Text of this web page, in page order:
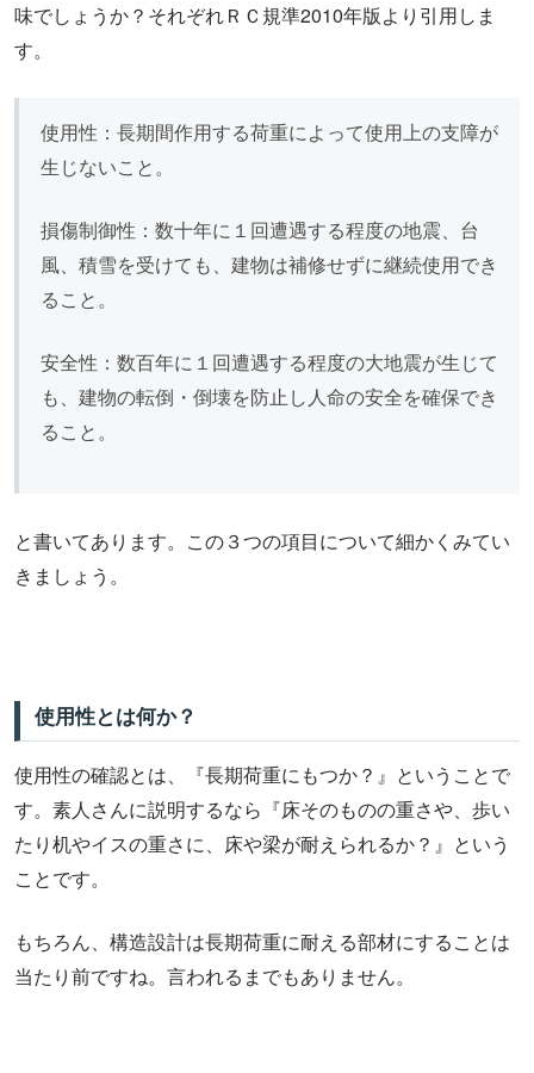
味でしょうか？それぞれＲＣ規準2010年版より引用しま
す。
使用性：長期間作用する荷重によって使用上の支障が
生じないこと。
損傷制御性：数十年に１回遭遇する程度の地震、台
風、積雪を受けても、建物は補修せずに継続使用でき
ること。
安全性：数百年に１回遭遇する程度の大地震が生じて
も、建物の転倒・倒壊を防止し人命の安全を確保でき
ること。
と書いてあります。この３つの項目について細かくみてい
きましょう。
使用性とは何か？
使用性の確認とは、『長期荷重にもつか？』ということで
す。素人さんに説明するなら『床そのものの重さや、歩い
たり机やイスの重さに、床や梁が耐えられるか？』という
ことです。
もちろん、構造設計は長期荷重に耐える部材にすることは
当たり前ですね。言われるまでもありません。